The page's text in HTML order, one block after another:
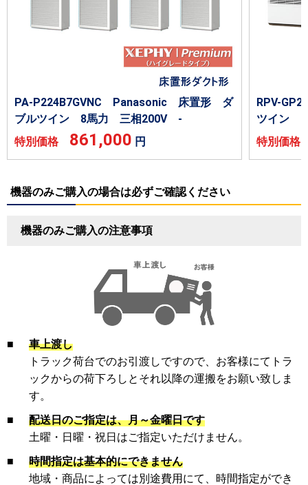
PA-P224B7GVNC Panasonic 床置形 ダ
ブルツイン 8馬力 三相200V -
特別価格 861,000 円
RPV-
ツイン
特別価
機器のみご購入の場合は必ずご確認ください
機器のみご購入の注意事項
■
車上渡し
トラック荷台でのお引渡しですので、お客様にてトラ
ックからの荷下ろしとそれ以降の運搬をお願い致しま
す。
■
配送日のご指定は、月～金曜日です
土曜・日曜・祝日はご指定いただけません。
■
時間指定は基本的にできません
地域・商品によっては別途費用にて、時間指定ができ